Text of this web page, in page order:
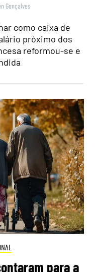
Gonçalves
como caixa de
próximo dos
reformou-se e
para a